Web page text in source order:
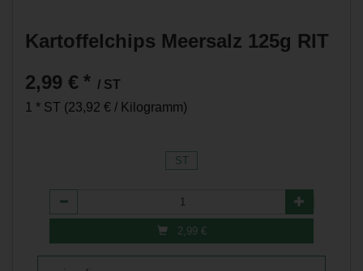
Kartoffelchips Meersalz 125g RIT
2,99 € * / ST
1 * ST (23,92 € / Kilogramm)
ST
Anzahl
2,99 €